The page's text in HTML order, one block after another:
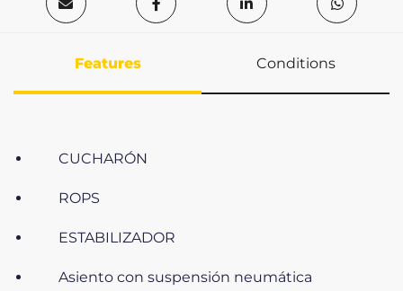
Features Conditions
CUCHARÓN
ROPS
ESTABILIZADOR
Asiento con suspensión neumática